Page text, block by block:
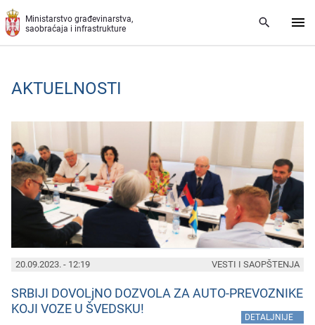
Preskoči na glavni deo sadržaja
Ministarstvo građevinarstva,
saobraćaja i infrastrukture
AKTUELNOSTI
20.09.2023. - 12:19
SRBIJI DOVOLjNO DOZVOLA ZA AUTO-PREVOZNIKE
KOJI VOZE U ŠVEDSKU!
DETALJNIJE
VESTI I SAOPŠTENJA
PAGES